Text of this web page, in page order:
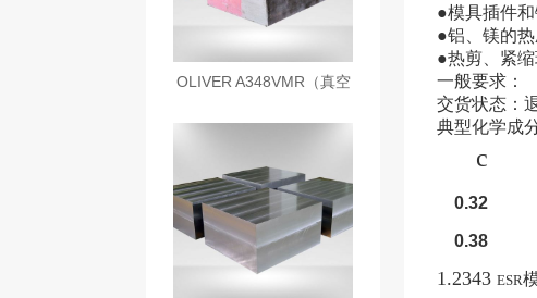
OLIVER A348VMR（真空
电渣）
●模具插件
●铝、镁的
●热剪、紧
一般要求：
交货状态：
典型化学成
c
0.32
0.38
1.2343 esr